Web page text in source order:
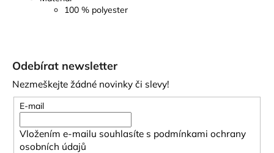
100 % polyester
Odebírat newsletter
Nezmeškejte žádné novinky či slevy!
E-mail
Vložením e-mailu souhlasíte s podmínkami ochrany
osobních údajů